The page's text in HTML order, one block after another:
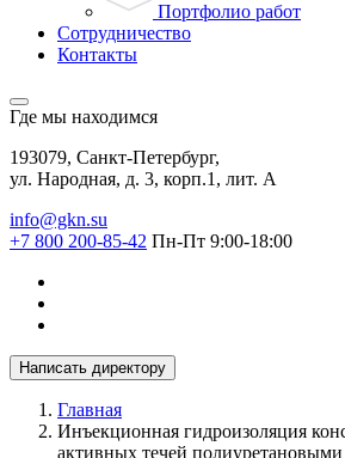
Портфолио работ
Сотрудничество
Контакты
Где мы находимся
193079, Санкт-Петербург,
ул. Народная, д. 3, корп.1, лит. А
info@gkn.su
+7 800 200-85-42 Пн-Пт 9:00-18:00
Написать директору
Главная
Инъекционная гидроизоляция
активных течей полиуретановыми